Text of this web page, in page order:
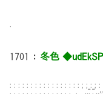
1701 ： 冬色
: : : : : : : : : : : : : : : : : ;